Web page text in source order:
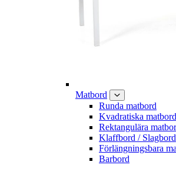
Matbord
Runda matbord
Kvadratiska matbord
Rektangulära
Klaffbord / Slagbord
Förlängningsbara
Barbord